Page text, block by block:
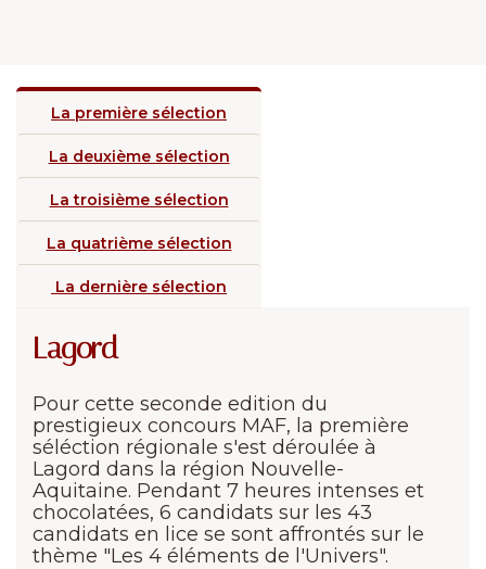
La première sélection
La deuxième sélection
La troisième sélection
La quatrième sélection
La dernière sélection
Lagord
Pour cette seconde edition du
prestigieux concours MAF, la première
séléction régionale s'est déroulée à
Lagord dans la région Nouvelle-
Aquitaine. Pendant 7 heures intenses et
chocolatées, 6 candidats sur les 43
candidats en lice se sont affrontés sur le
thème "Les 4 éléments de l'Univers".